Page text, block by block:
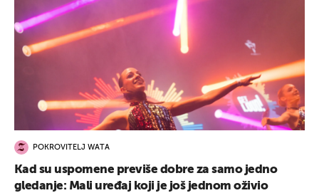
POKROVITELJ WATA
Kad su uspomene previše dobre za samo jedno
gledanje: Mali uređaj koji je još jednom oživio